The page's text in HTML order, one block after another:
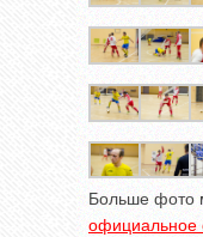
Больше фото
официальное